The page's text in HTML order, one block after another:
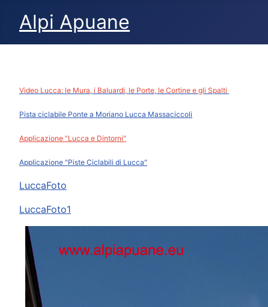
Alpi Apuane
Video Lucca: le Mura, i Baluardi, le Porte, le Cortine e gli Spalti
Pista ciclabile Ponte a Moriano Lucca Massaciccoli
Applicazione "Lucca e Dintorni"
Applicazione "Piste Ciclabili di Lucca"
LuccaFoto
LuccaFoto1